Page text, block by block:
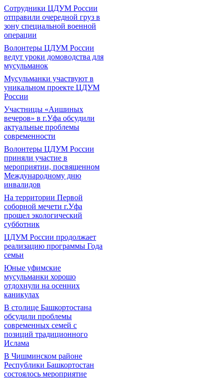
Сотрудники ЦДУМ России
отправили очередной груз в
зону специальной военной
операции
Волонтеры ЦДУМ России
ведут уроки домоводства для
мусульманок
Мусульманки участвуют в
уникальном проекте ЦДУМ
России
Участницы «Аишиных
вечеров» в г.Уфа обсудили
актуальные проблемы
современности
Волонтеры ЦДУМ России
приняли участие в
мероприятии, посвященном
Международному дню
инвалидов
На территории Первой
соборной мечети г.Уфа
прошел экологический
субботник
ЦДУМ России продолжает
реализацию программы Года
семьи
Юные уфимские
мусульманки хорошо
отдохнули на осенних
каникулах
В столице Башкортостана
обсудили проблемы
современных семей с
позиций традиционного
Ислама
В Чишминском районе
Республики Башкортостан
состоялось мероприятие